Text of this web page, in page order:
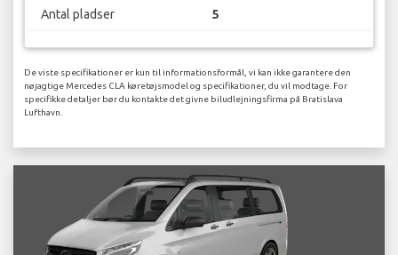
Antal pladser 5
De viste specifikationer er kun til informationsformål, vi kan ikke garantere den
nøjagtige Mercedes CLA køretøjsmodel og specifikationer, du vil modtage. For
specifikke detaljer bør du kontakte det givne biludlejningsfirma på Bratislava
Lufthavn.